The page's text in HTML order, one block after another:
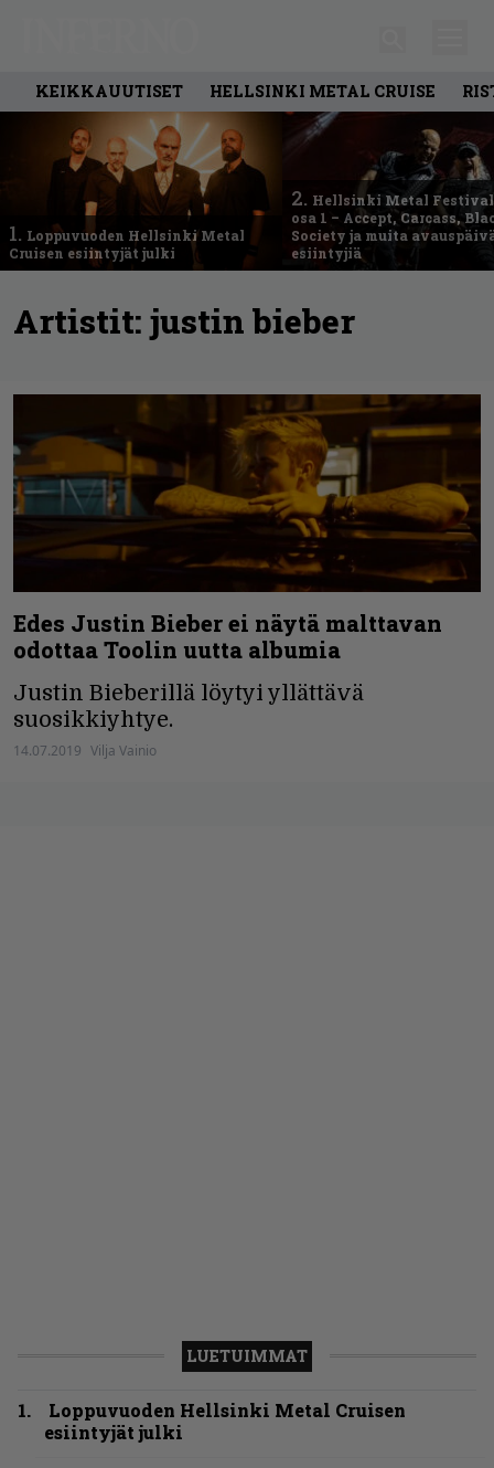
KEIKKAUUTISET HELLSINKI METAL CRUISE
1. Loppuvuoden Hellsinki Metal
Cruisen esiintyjät julki
2. Hellsinki Metal
osa 1 – Accept, Carcass,
Society ja muita
esiintyjiä
Artistit: justin bieber
Edes Justin Bieber ei näytä malttavan
odottaa Toolin uutta albumia
Justin Bieberillä löytyi yllättävä
suosikkiyhtye.
14.07.2019 Vilja Vainio
LUETUIMMAT
Loppuvuoden Hellsinki Metal Cruisen
esiintyjät julki